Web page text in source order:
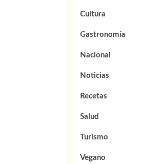
Cultura
Gastronomía
Nacional
Noticias
Recetas
Salud
Turismo
Vegano